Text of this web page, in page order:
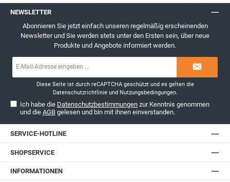
NEWSLETTER
Abonnieren Sie jetzt einfach unseren regelmäßig erscheinenden
Newsletter und Sie werden stets unter den Ersten sein, über neue
Produkte und Angebote informiert werden.
Diese Seite ist durch reCAPTCHA geschützt und es gelten die
Datenschutzrichtlinieund Nutzungsbedingungen.
Ich habe die Datenschutzbestimmungen zur Kenntnis genommen
und dieAGB gelesen und bin mit ihnen einverstanden.
SERVICE-HOTLINE
SHOPSERVICE
INFORMATIONEN